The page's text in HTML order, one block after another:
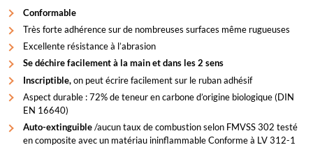
Conformable
Très forte adhérence sur de nombreuses surfaces même rugueuses
Excellente résistance à l’abrasion
Se déchire facilement à la main et dans les 2 sens
Inscriptible,on peut écrire facilement sur le ruban adhésif
Aspect durable : 72% de teneur en carbone d’origine biologique (DIN
EN 16640)
Auto-extinguible/aucun taux de combustion selon FMVSS 302 testé
en composite avec un matériau ininflammable Conforme à LV 312-1